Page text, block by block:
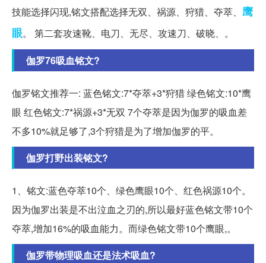
技能选择闪现,铭文搭配选择无双、祸源、狩猎、夺萃、 鹰
眼。 第二套攻速靴、电刀、无尽、攻速刀、破晓、。
伽罗76吸血铭文?
伽罗铭文推荐一: 蓝色铭文:7*夺萃+3*狩猎 绿色铭文:10*鹰
眼 红色铭文:7*祸源+3*无双 7个夺萃是因为伽罗的吸血差
不多10%就足够了,3个狩猎是为了增加伽罗的平。
伽罗打野出装铭文?
1、铭文:蓝色夺萃10个、绿色鹰眼10个、红色祸源10个。
因为伽罗出装是不出泣血之刃的,所以最好蓝色铭文带10个
夺萃,增加16%的吸血能力。而绿色铭文带10个鹰眼,。
伽罗带物理吸血还是法术吸血?